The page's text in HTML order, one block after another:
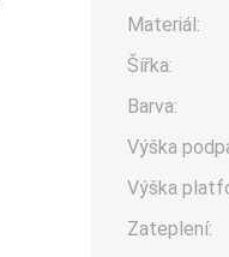
Materiál:
Šířka:
Barva:
Výška
Výška
Zateplení: